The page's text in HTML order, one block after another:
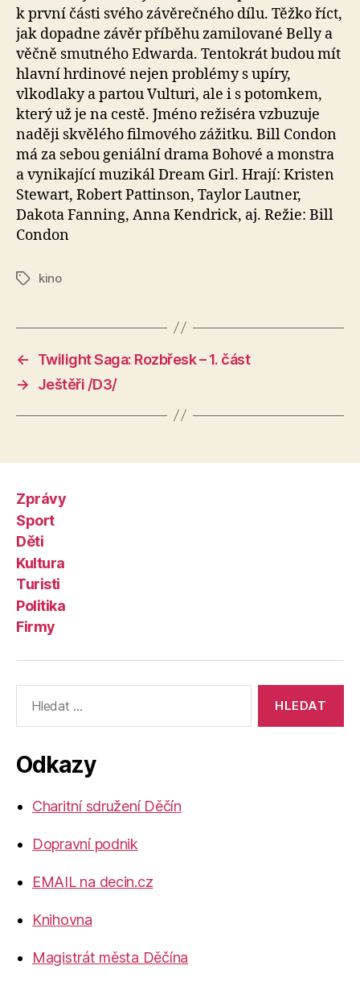
k první části svého závěrečného dílu. Těžko říct,
jak dopadne závěr příběhu zamilované Belly a
věčně smutného Edwarda. Tentokrát budou mít
hlavní hrdinové nejen problémy s upíry,
vlkodlaky a partou Vulturi, ale i s potomkem,
který už je na cestě. Jméno režiséra vzbuzuje
naději skvělého filmového zážitku. Bill Condon
má za sebou geniální drama Bohové a monstra
a vynikající muzikál Dream Girl. Hrají: Kristen
Stewart, Robert Pattinson, Taylor Lautner,
Dakota Fanning, Anna Kendrick, aj. Režie: Bill
Condon
Štítkykino
←
Twilight Saga: Rozbřesk – 1. část
→
Ještěři /D3/
Zprávy
Sport
Děti
Kultura
Turisti
Politika
Firmy
vyhledávání:
Odkazy
Charitní sdružení Děčín
Dopravní podnik
EMAIL na decin.cz
Knihovna
Magistrát města Děčína